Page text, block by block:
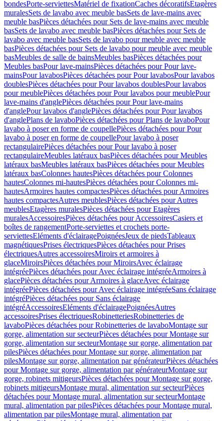
bondesPorte-serviettesMatériel de fixationCaches décoratifsEtagères
muralesSets de lavabo avec meuble basSets de lave-mains avec
meuble basPièces détachées pour Sets de lave-mains avec meuble
basSets de lavabo avec meuble basPièces détachées pour Sets de
lavabo avec meuble basSets de lavabo pour meuble avec meuble
basPièces détachées pour Sets de lavabo pour meuble avec meuble
basMeubles de salle de bainsMeubles basPièces détachées pour
Meubles basPour lave-mainsPièces détachées pour Pour lave-
mainsPour lavabosPièces détachées pour Pour lavabosPour lavabos
doublesPièces détachées pour Pour lavabos doublesPour lavabos
pour meublePièces détachées pour Pour lavabos pour meublePour
lave-mains d'anglePièces détachées pour Pour lave-mains
d'anglePour lavabos d'anglePièces détachées pour Pour lavabos
d'anglePlans de lavaboPièces détachées pour Plans de lavaboPour
lavabo à poser en forme de coupellePièces détachées pour Pour
lavabo à poser en forme de coupellePour lavabo à poser
rectangulairePièces détachées pour Pour lavabo à poser
rectangulaireMeubles latéraux basPièces détachées pour Meubles
latéraux basMeubles latéraux basPièces détachées pour Meubles
latéraux basColonnes hautesPièces détachées pour Colonnes
hautesColonnes mi-hautesPièces détachées pour Colonnes mi-
hautesArmoires hautes compactesPièces détachées pour Armoires
hautes compactesAutres meublesPièces détachées pour Autres
meublesEtagères muralesPièces détachées pour Etagères
muralesAccessoiresPièces détachées pour AccessoiresCasiers et
boîtes de rangementPorte-serviettes et crochets porte-
serviettesEléments d'éclairagePoignéesJeux de piedsTableaux
magnétiquesPrises électriquesPièces détachées pour Prises
électriquesAutres accessoiresMiroirs et armoires à
glaceMiroirsPièces détachées pour MiroirsAvec éclairage
intégréePièces détachées pour Avec éclairage intégréeArmoires à
glacePièces détachées pour Armoires à glaceAvec éclairage
intégréePièces détachées pour Avec éclairage intégréeSans éclairage
intégréPièces détachées pour Sans éclairage
intégréAccessoiresEléments d'éclairagePoignéesAutres
accessoiresPrises électriquesRobinetteriesRobinetteries de
lavaboPièces détachées pour Robinetteries de lavaboMontage sur
gorge, alimentation sur secteurPièces détachées pour Montage sur
gorge, alimentation sur secteurMontage sur gorge, alimentation par
pilesPièces détachées pour Montage sur gorge, alimentation par
pilesMontage sur gorge, alimentation par générateurPièces détachées
pour Montage sur gorge, alimentation par générateurMontage sur
gorge, robinets mitigeursPièces détachées pour Montage sur gorge,
robinets mitigeursMontage mural, alimentation sur secteurPièces
détachées pour Montage mural, alimentation sur secteurMontage
mural, alimentation par pilesPièces détachées pour Montage mural,
alimentation par pilesMontage mural, alimentation par